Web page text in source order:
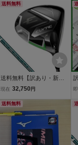
送料無料
送料無料【訳あり・新
品】キャロウェイ ELYTE
ー 10.5° SR VENTU
S GREEN 50 for Callawa
現在 32,750 円
送料無料